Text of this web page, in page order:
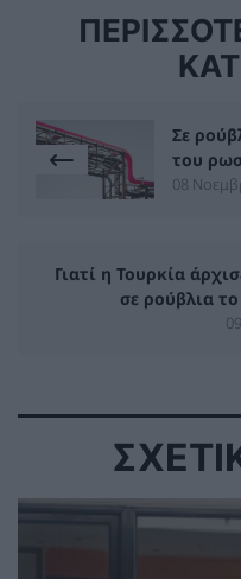
Σε
του
08
Γιατί η Τουρκία
σε ρούβλια